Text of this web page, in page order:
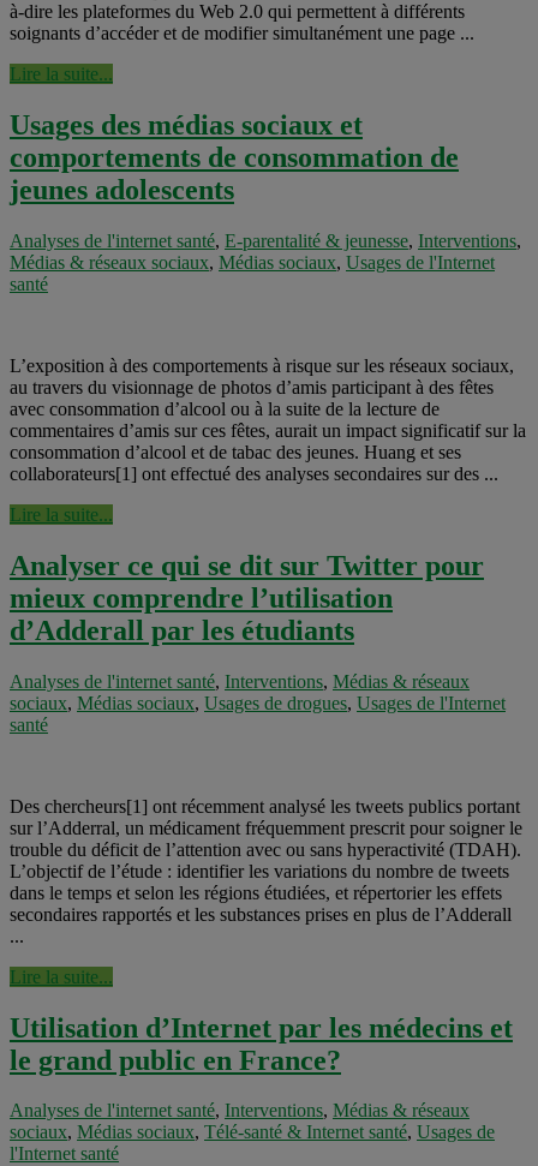
à-dire les plateformes du Web 2.0 qui permettent à différents
soignants d’accéder et de modifier simultanément une page ...
Lire la suite...
Usages des médias sociaux et
comportements de consommation de
jeunes adolescents
Analyses de l'internet santé, E-parentalité & jeunesse, Interventions,
Médias & réseaux sociaux, Médias sociaux, Usages de l'Internet
santé
L’exposition à des comportements à risque sur les réseaux sociaux,
au travers du visionnage de photos d’amis participant à des fêtes
avec consommation d’alcool ou à la suite de la lecture de
commentaires d’amis sur ces fêtes, aurait un impact significatif sur la
consommation d’alcool et de tabac des jeunes. Huang et ses
collaborateurs[1] ont effectué des analyses secondaires sur des ...
Lire la suite...
Analyser ce qui se dit sur Twitter pour
mieux comprendre l’utilisation
d’Adderall par les étudiants
Analyses de l'internet santé, Interventions, Médias & réseaux
sociaux, Médias sociaux, Usages de drogues, Usages de l'Internet
santé
Des chercheurs[1] ont récemment analysé les tweets publics portant
sur l’Adderral, un médicament fréquemment prescrit pour soigner le
trouble du déficit de l’attention avec ou sans hyperactivité (TDAH).
L’objectif de l’étude : identifier les variations du nombre de tweets
dans le temps et selon les régions étudiées, et répertorier les effets
secondaires rapportés et les substances prises en plus de l’Adderall
...
Lire la suite...
Utilisation d’Internet par les médecins et
le grand public en France?
Analyses de l'internet santé, Interventions, Médias & réseaux
sociaux, Médias sociaux, Télé-santé & Internet santé, Usages de
l'Internet santé